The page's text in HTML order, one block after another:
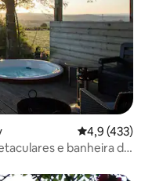
4,9 de uma
4,9 (433)
e banheira de